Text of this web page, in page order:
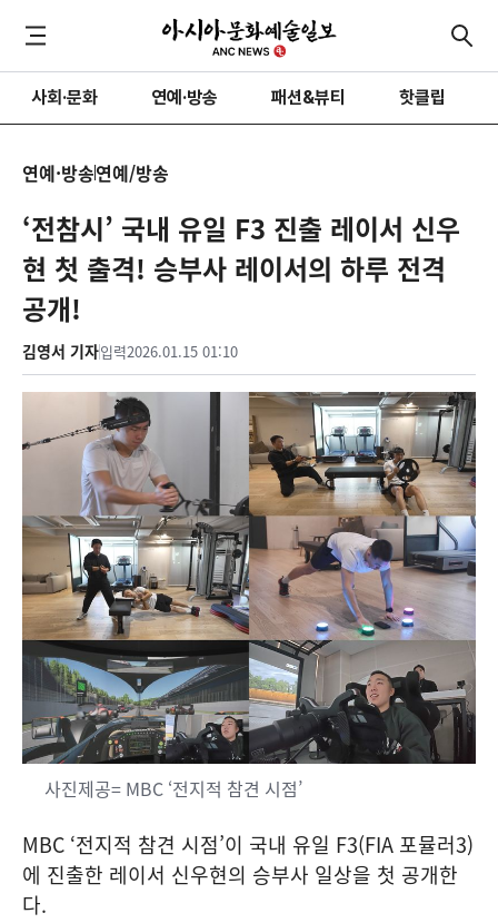
사회·문화 연예·방송 패션&뷰티 핫클립
연예·방송연예/방송
‘전참시’ 국내 유일 F3 진출 레이서 신우
현 첫 출격! 승부사 레이서의 하루 전격
공개!
김영서 기자입력2026.01.15 01:10
사진제공= MBC ‘전지적 참견 시점’
MBC ‘전지적 참견 시점’이 국내 유일 F3(FIA 포뮬러3)
에 진출한 레이서 신우현의 승부사 일상을 첫 공개한
다.